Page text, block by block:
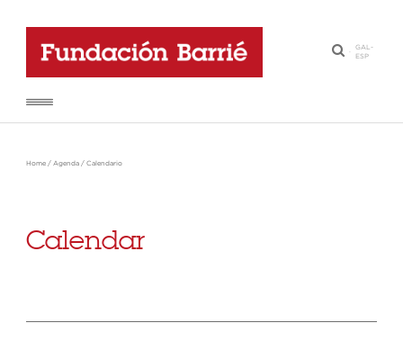
·
GAL-
ESP
Home / Agenda / Calendario
Calendar